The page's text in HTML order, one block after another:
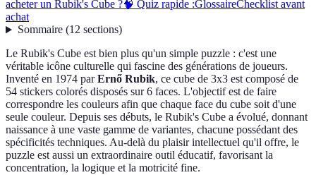
acheter un Rubik's Cube ?🧠 Quiz rapide :GlossaireChecklist avant
achat
Sommaire(12 sections)
Le Rubik's Cube est bien plus qu'un simple puzzle : c'est une
véritable icône culturelle qui fascine des générations de joueurs.
Inventé en 1974 parErnő Rubik, ce cube de 3x3 est composé de
54 stickers colorés disposés sur 6 faces. L'objectif est de faire
correspondre les couleurs afin que chaque face du cube soit d'une
seule couleur. Depuis ses débuts, le Rubik's Cube a évolué, donnant
naissance à une vaste gamme de variantes, chacune possédant des
spécificités techniques. Au-delà du plaisir intellectuel qu'il offre, le
puzzle est aussi un extraordinaire outil éducatif, favorisant la
concentration, la logique et la motricité fine.